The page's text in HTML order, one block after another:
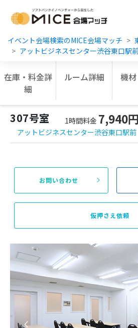
イベント会場検索のMICE会場マッチ
アットビジネスセンター渋谷東口駅
在庫・料金詳
細
ルーム詳細 機
307号室 1時間料金 7,940
アットビジネスセンター渋谷東口駅前
お問い合わせ
仮押さえ依頼